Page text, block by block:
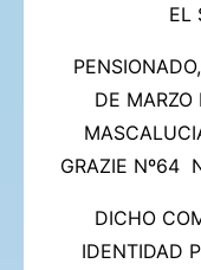
EL
DE MARZO
GRAZIE Nº64
DICHO
IDENTIDAD